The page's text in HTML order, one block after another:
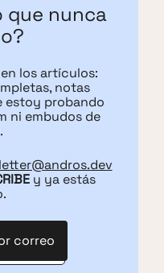
que nunca
los artículos:
notas
estoy probando
ni embudos de
y ya estás
correo